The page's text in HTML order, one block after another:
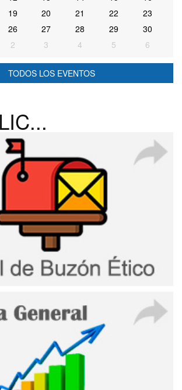
19 20 21 22
23
26 27 28 29
30
2 3 4 5 6
TODOS LOS EVENTOS